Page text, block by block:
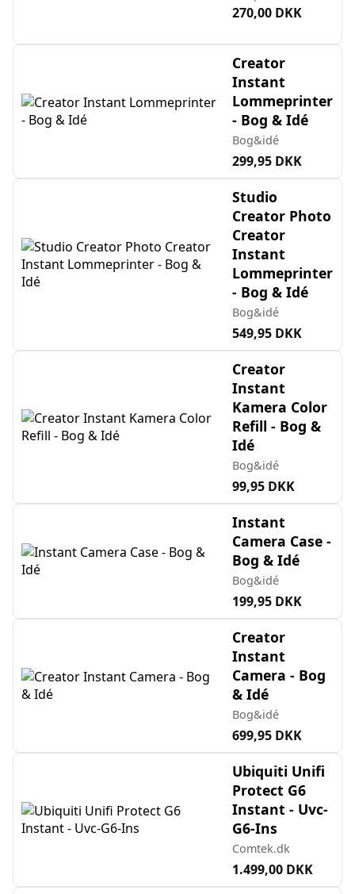
270,00 DKK
Creator
Instant
Lommeprinter
- Bog & Idé
Bog&idé
299,95 DKK
Studio
Creator Photo
Creator
Instant
Lommeprinter
- Bog & Idé
Bog&idé
549,95 DKK
Creator
Instant
Kamera Color
Refill - Bog &
Idé
Bog&idé
99,95 DKK
Instant
Camera Case -
Bog & Idé
Bog&idé
199,95 DKK
Creator
Instant
Camera - Bog
& Idé
Bog&idé
699,95 DKK
Ubiquiti Unifi
Protect G6
Instant - Uvc-
G6-Ins
Comtek.dk
1.499,00 DKK